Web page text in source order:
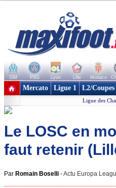
OM PSG Lyon Lille Monaco
+ de clubs
Mercato Ligue 1 L2/Coupes
Ligue des
Le LOSC en
faut retenir
Par Romain Boselli -Actu Europa